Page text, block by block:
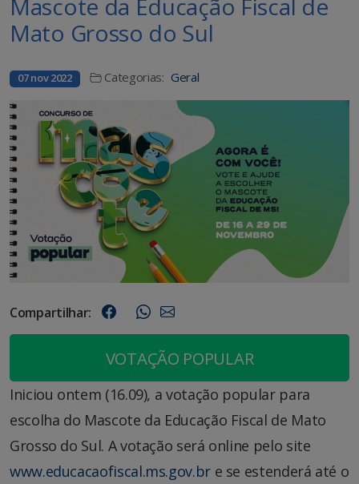
Mascote da Educação Fiscal de
Mato Grosso do Sul
07 nov 2022 Categorias: Geral
Compartilhar:
VOTAÇÃO POPULAR
Iniciou ontem (16.09), a votação popular para
escolha do Mascote da Educação Fiscal de Mato
Grosso do Sul. A votação será online pelo site
www.educacaofiscal.ms.gov.bre se estenderá até o